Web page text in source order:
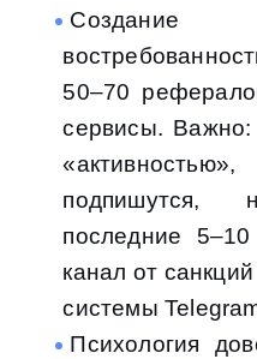
50–70
сервисы.
последние
канал от
системы
Психология